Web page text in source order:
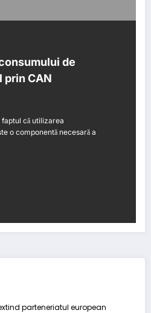
de
CAN
că utilizarea
o componentă necesară a
parteneriatul european